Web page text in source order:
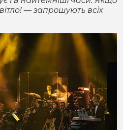
— запрошують всіх